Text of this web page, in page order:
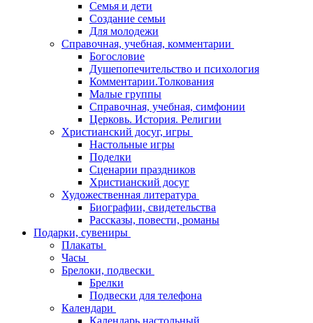
Семья и дети
Создание семьи
Для молодежи
Справочная, учебная, комментарии
Богословие
Душепопечительство и психология
Комментарии.Толкования
Малые группы
Справочная, учебная, симфонии
Церковь. История. Религии
Христианский досуг, игры
Настольные игры
Поделки
Сценарии праздников
Христианский досуг
Художественная литература
Биографии, свидетельства
Рассказы, повести, романы
Подарки, сувениры
Плакаты
Часы
Брелоки, подвески
Брелки
Подвески для телефона
Календари